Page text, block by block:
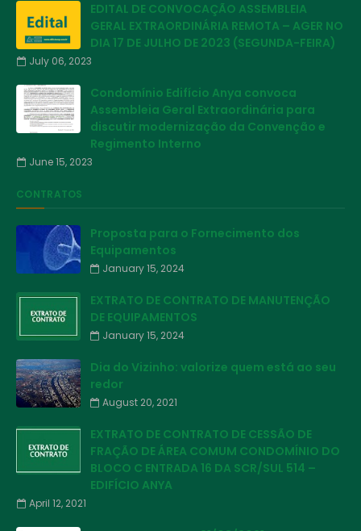
EDITAL DE CONVOCAÇÃO ASSEMBLEIA
GERAL EXTRAORDINÁRIA REMOTA – AGER NO
DIA 17 DE JULHO DE 2023 (SEGUNDA-FEIRA)
July 06, 2023
Condomínio Edifício Anya convoca
Assembleia Geral Extraordinária para
discutir modernização da Convenção e
Regimento Interno
June 15, 2023
CONTRATOS
Proposta para o Fornecimento dos
Equipamentos
January 15, 2024
EXTRATO DE CONTRATO DE MANUTENÇÃO
DE EQUIPAMENTOS
January 15, 2024
Dia do Vizinho: valorize quem está ao seu
redor
August 20, 2021
EXTRATO DE CONTRATO DE CESSÃO DE
FRAÇÃO DE ÁREA COMUM CONDOMÍNIO DO
BLOCO C ENTRADA 16 DA SCR/SUL 514 –
EDIFÍCIO ANYA
April 12, 2021